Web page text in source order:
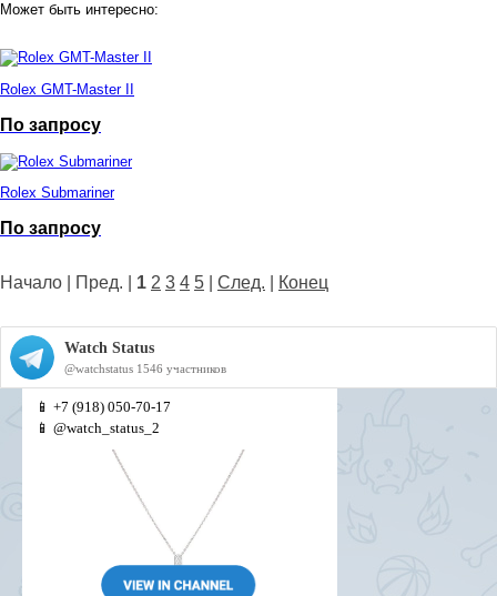
Может быть интересно:
Rolex GMT-Master II
По запросу
Rolex Submariner
По запросу
Начало | Пред. | 1 2 3 4 5 След. Конец